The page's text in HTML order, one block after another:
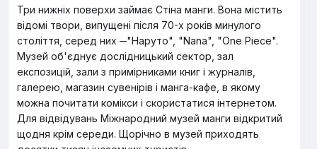
Три нижніх поверхи займає Стіна манги. Вона містить
відомі твори, випущені після 70-х років минулого
століття, серед них ─"Наруто", "Nana", "One Piece".
Музей об'єднує дослідницький сектор, зал
експозицій, зали з примірниками книг і журналів,
галерею, магазин сувенірів і манга-кафе, в якому
можна почитати комікси і скористатися інтернетом.
Для відвідувань Міжнародний музей манги відкритий
щодня крім середи. Щорічно в музей приходять